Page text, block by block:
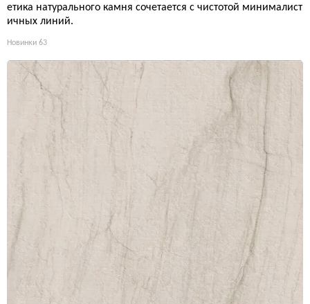
етика натурального камня сочетается с чистотой минималист
ичных линий.
Новинки 63